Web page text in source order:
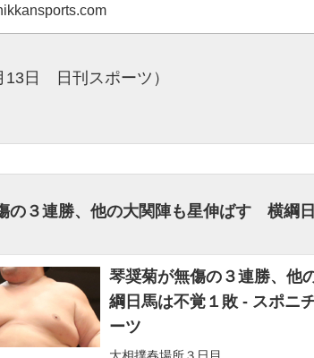
13日 日刊スポーツ）
の３連勝、他の大関陣も星伸ばす 横綱
琴奨菊が無傷の３連勝、
綱日馬は不覚１敗 - スポニ
ーツ